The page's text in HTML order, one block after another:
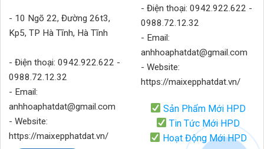
- 10 Ngõ 22, Đường 26t3,
Kp5, TP Hà Tĩnh, Hà Tĩnh
- Điện thoại: 0942.922.622 -
0988.72.12.32
- Email:
anhhoaphatdat@gmail.com
- Website:
https://maixepphatdat.vn/
- Điện thoại: 0942.922.622 -
0988.72.12.32
- Email:
anhhoaphatdat@gmail.com
- Website:
https://maixepphatdat.vn/
Sản Phẩm Mới HPD
Tin Tức Mới HPD
Hoạt Động Mới HPD